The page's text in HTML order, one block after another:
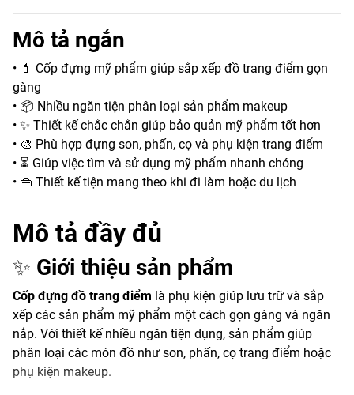
Mô tả ngắn
• 💄 Cốp đựng mỹ phẩm giúp sắp xếp đồ trang điểm gọn
gàng
• 📦 Nhiều ngăn tiện phân loại sản phẩm makeup
• ✨ Thiết kế chắc chắn giúp bảo quản mỹ phẩm tốt hơn
• 🎨 Phù hợp đựng son, phấn, cọ và phụ kiện trang điểm
• ⏳ Giúp việc tìm và sử dụng mỹ phẩm nhanh chóng
• 👜 Thiết kế tiện mang theo khi đi làm hoặc du lịch
Mô tả đầy đủ
✨ Giới thiệu sản phẩm
Cốp đựng đồ trang điểm là phụ kiện giúp lưu trữ và sắp
xếp các sản phẩm mỹ phẩm một cách gọn gàng và ngăn
nắp. Với thiết kế nhiều ngăn tiện dụng, sản phẩm giúp
phân loại các món đồ như son, phấn, cọ trang điểm hoặc
phụ kiện makeup.